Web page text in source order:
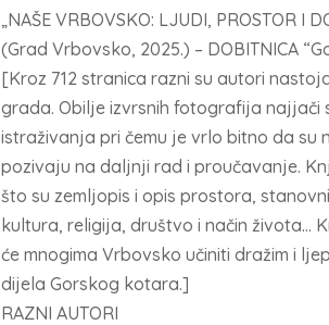
„NAŠE VRBOVSKO: LJUDI, PROSTOR I
(Grad Vrbovsko, 2025.) – DOBITNICA
[Kroz 712 stranica razni su autori
grada. Obilje izvrsnih fotografija
istraživanja pri čemu je vrlo bitno da
pozivaju na daljnji rad i proučavanje.
što su zemljopis i opis prostora,
kultura, religija, društvo i način života…
će mnogima Vrbovsko učiniti dražim i
dijela Gorskog kotara.]
RAZNI AUTORI